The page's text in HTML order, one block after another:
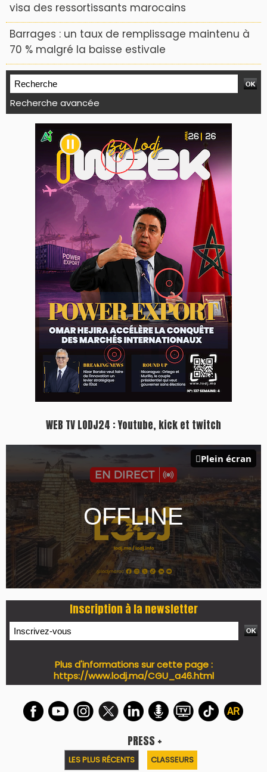
visa des ressortissants marocains
Barrages : un taux de remplissage maintenu à
70 % malgré la baisse estivale
Recherche avancée
WEB TV LODJ24 : Youtube, kick et twitch
Plein écran
Inscription à la newsletter
Plus d'informations sur cette page :
https://www.lodj.ma/CGU_a46.html
PRESS +
LES PLUS RÉCENTS CLASSEURS